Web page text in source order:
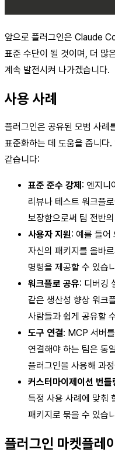
앞으로 플러그인은 Claude
표준 수단이 될 것이며, 더 많
계속 발전시켜 나가겠습니다.
사용 사례
플러그인은 공유된 모범 사
표준화하는 데 도움을 줍니다
같습니다:
표준 준수 강제 : 엔지니
리뷰나 테스트 워크플
보장함으로써 팀 전반
사용자 지원: 예를 들어
자신의 패키지를 올바
명령을 제공할 수 있습
워크플로 공유: 디버깅
같은 생산성 향상 워크
사람들과 쉽게 공유할
도구 연결: MCP 서버
연결해야 하는 팀은 동
플러그인을 사용해 과
커스터마이제이션 번들
특정 사용 사례에 맞춰
패키지로 묶을 수 있습
플러그인 마켓플레